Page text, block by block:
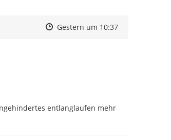
Zeitpunkt des Erstellens
Zeitpunkt des Erstellens
Gestern um 10:37Zur Äußerung
entlanglaufen mehr